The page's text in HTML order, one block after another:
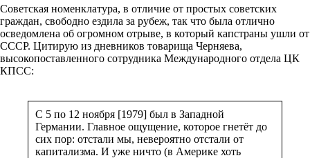
Советская номенклатура, в отличие от простых советских
граждан, свободно ездила за рубеж, так что была отлично
осведомлена об огромном отрыве, в который капстраны ушли от
СССР. Цитирую из дневников товарища Черняева,
высокопоставленного сотрудника Международного отдела ЦК
КПСС:
С 5 по 12 ноября [1979] был в Западной
Германии. Главное ощущение, которое гнетёт до
сих пор: отстали мы, невероятно отстали от
капитализма. И уже ничто (в Америке хоть